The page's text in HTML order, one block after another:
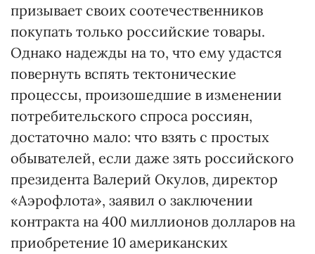
призывает своих соотечественников
покупать только российские товары.
Однако надежды на то, что ему удастся
повернуть вспять тектонические
процессы, произошедшие в изменении
потребительского спроса россиян,
достаточно мало: что взять с простых
обывателей, если даже зять российского
президента Валерий Окулов, директор
«Аэрофлота», заявил о заключении
контракта на 400 миллионов долларов на
приобретение 10 американских